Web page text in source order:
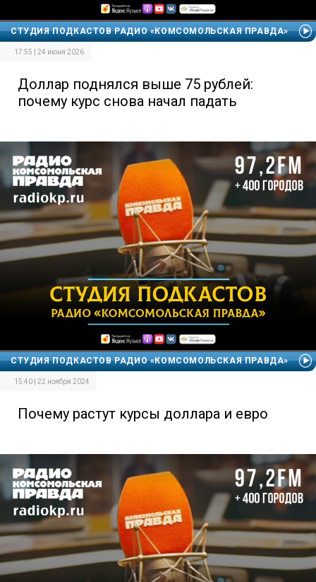
СТУДИЯ ПОДКАСТОВ РАДИО «КОМСОМОЛЬСКАЯ ПРАВДА»
17:55 | 24 июня 2026
Доллар поднялся выше 75 рублей:
почему курс снова начал падать
СТУДИЯ ПОДКАСТОВ РАДИО «КОМСОМОЛЬСКАЯ ПРАВДА»
15:40 | 22 ноября 2024
Почему растут курсы доллара и евро